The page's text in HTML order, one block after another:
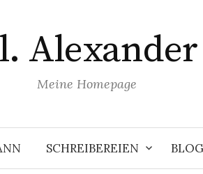
Meine Homepage
SCHREIBEREIEN BLOG